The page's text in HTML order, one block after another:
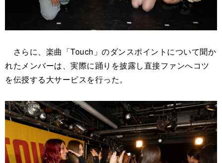
さらに、楽曲「Touch」のダンスポイントについて聞か
れたメンバーは、実際に踊りを披露し直接ファンへコツ
を伝授する大サービスを行った。